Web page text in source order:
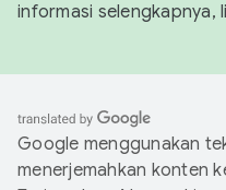
informasi selengkapnya,
Google menggunakan
menerjemahkan konten